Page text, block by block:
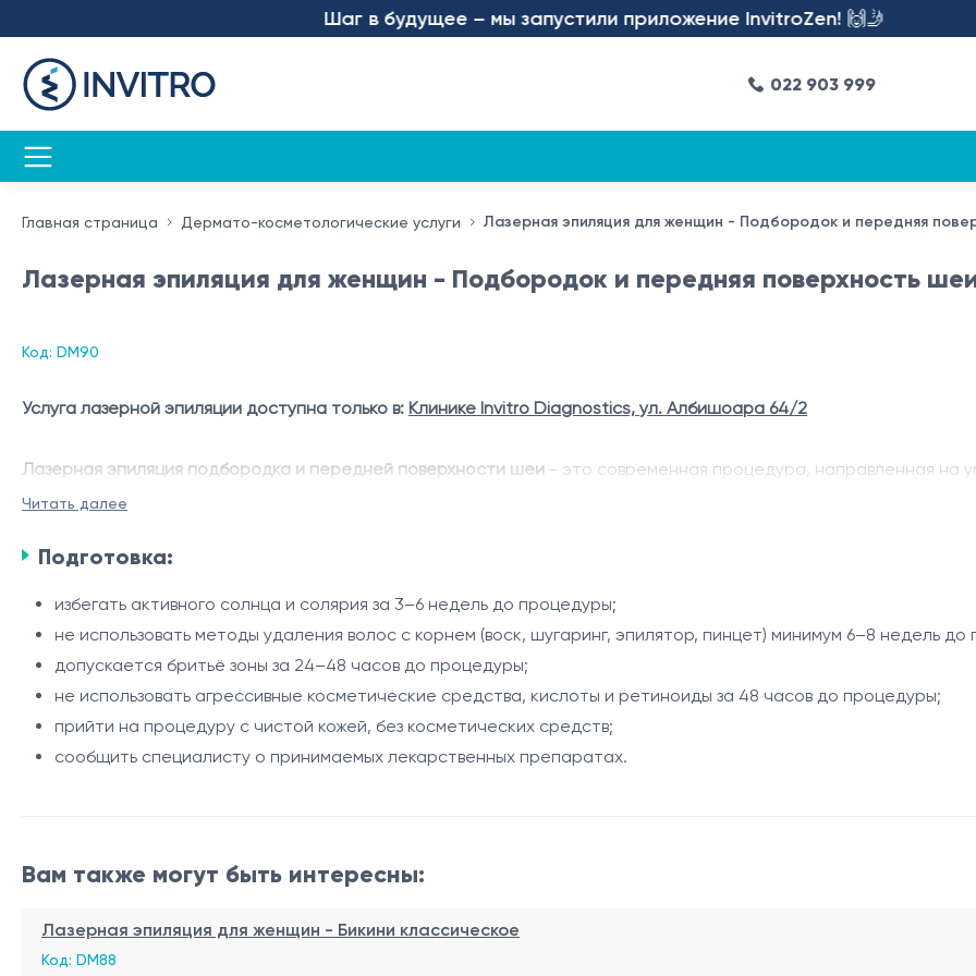
Шаг в будущее – мы запустили приложение InvitroZen! 🙌🤳
022 903 999
Главная страница Дермато-косметологические услуги Лазерная эпиляция для женщин - Подбородок и передняя
Лазерная эпиляция для женщин - Подбородок и передняя поверхность
Код: DM90
Услуга лазерной эпиляции доступна только в: Клинике Invitro Diagnostics, ул. Албишоара 64/2
Лазерная эпиляция подбородка и передней поверхности шеи - это современная процедура, направленная на
части лица и на передней поверхности шеи. Процедура выполняется с использованием александритового
Данная зона относится к чувствительным и гормонозависимым областям. Рост волос в области подбородка и
организма и гормональными факторами. Александритовый лазер 755 нм эффективно воздействует на
нежелательные волосы в области подбородка и передней поверхности шеи;
склонность к раздражению после удаления волос;
врастание волос;
гипертрихоз;
обработка области подбородка и передней поверхности шеи;
Интервалы между процедурами
Читать далее
Подготовка:
избегать активного солнца и солярия за 3–6 недель до процедуры;
не использовать методы удаления волос с корнем (воск, шугаринг, эпилятор, пинцет) минимум 6–8 недель до
допускается бритьё зоны за 24–48 часов до процедуры;
не использовать агрессивные косметические средства, кислоты и ретиноиды за 48 часов до процедуры;
прийти на процедуру с чистой кожей, без косметических средств;
сообщить специалисту о принимаемых лекарственных препаратах.
Вам также могут быть интересны:
Лазерная эпиляция для женщин - Бикини классическое
Код: DM88